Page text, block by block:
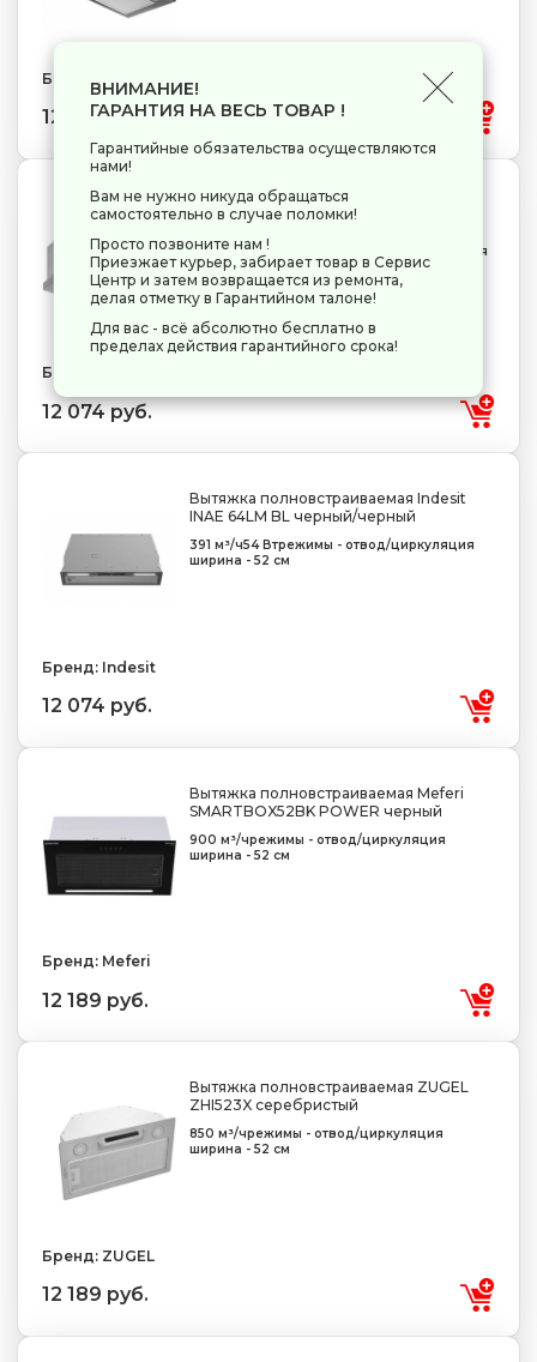
Бренд: MAUNFELD
12 074 руб.
Вытяжка телескопическая Gorenje
TH60E6X серебристый/серебристый
600 м³/ч210 Вт
режимы - отвод/циркуляция
ширина - 59.8 см
Бренд: Gorenje
12 074 руб.
Вытяжка полновстраиваемая Indesit
INAE 64LM BL черный/черный
391 м³/ч54 Втрежимы - отвод/циркуляция
ширина - 52 см
Бренд: Indesit
12 074 руб.
Вытяжка полновстраиваемая Meferi
SMARTBOX52BK POWER черный
900 м³/чрежимы - отвод/циркуляция
ширина - 52 см
Бренд: Meferi
12 189 руб.
Вытяжка полновстраиваемая ZUGEL
ZHI523X серебристый
850 м³/чрежимы - отвод/циркуляция
ширина - 52 см
Бренд: ZUGEL
12 189 руб.
ВНИМАНИЕ!
ГАРАНТИЯ НА ВЕСЬ ТОВАР !
Гарантийные обязательства осуществляются
нами!
Вам не нужно никуда обращаться
самостоятельно в случае поломки!
Просто позвоните нам !
Приезжает курьер, забирает товар в Сервис
Центр и затем возвращается из ремонта,
делая отметку в Гарантийном талоне!
Для вас - всё абсолютно бесплатно в
пределах действия гарантийного срока!